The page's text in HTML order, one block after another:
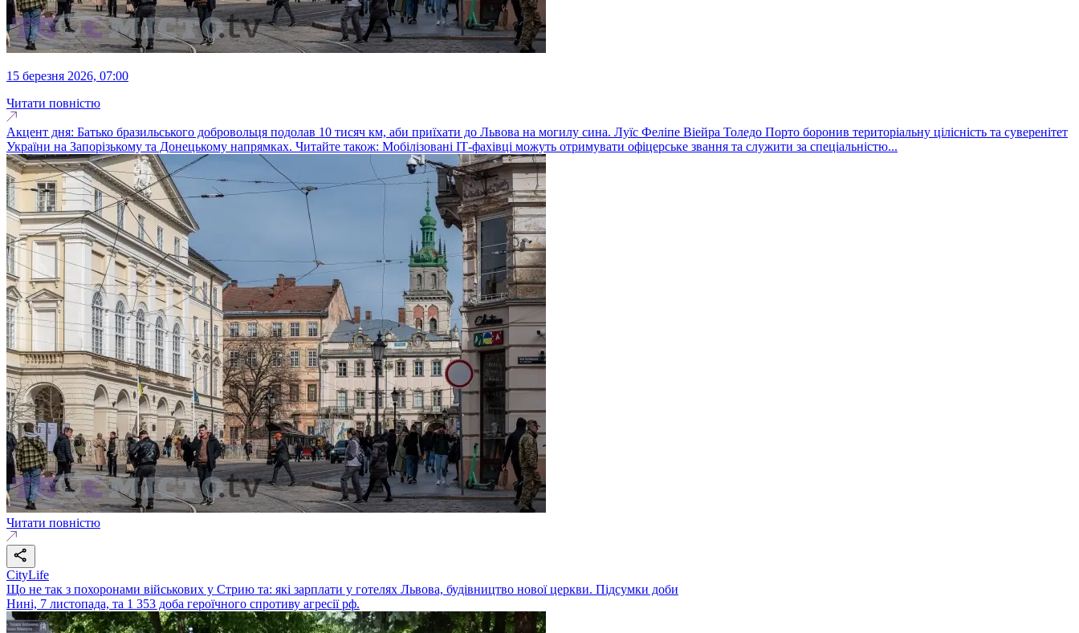
15 березня 2026, 07:00
Читати повністю
Акцент дня: Батько бразильського добровольця подолав 10 тисяч км, аби приїхати до Львова на могилу сина. Луїс Феліпе Віейра Толедо Порто боронив територіальну цілісність та суверенітет
України на Запорізькому та Донецькому напрямках. Читайте також: Мобілізовані ІТ-фахівці можуть отримувати офіцерське звання та служити за спеціальністю...
Читати повністю
CityLife
Що не так з похоронами військових у Стрию та: які зарплати у готелях Львова, будівництво нової церкви. Підсумки доби
Нині, 7 листопада, та 1 353 доба героїчного спротиву агресії рф.